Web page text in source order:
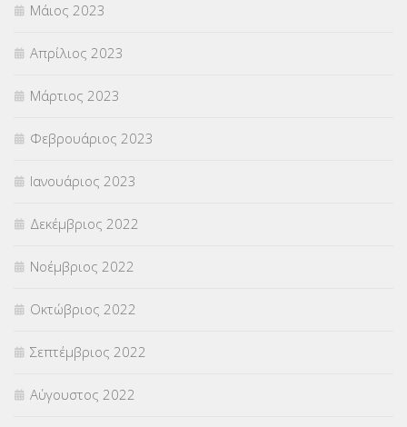
Μάιος 2023
Απρίλιος 2023
Μάρτιος 2023
Φεβρουάριος 2023
Ιανουάριος 2023
Δεκέμβριος 2022
Νοέμβριος 2022
Οκτώβριος 2022
Σεπτέμβριος 2022
Αύγουστος 2022